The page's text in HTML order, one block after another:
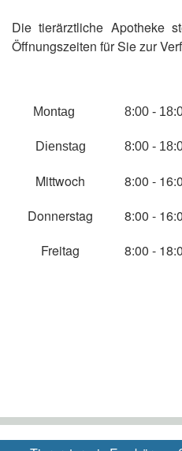
Die tierärztliche Apotheke
Öffnungszeiten für Sie zur
Montag 8:00 -
Dienstag 8:00 -
Mittwoch
8:00 -
Donnerstag
8:00 -
Freitag
8:00 -